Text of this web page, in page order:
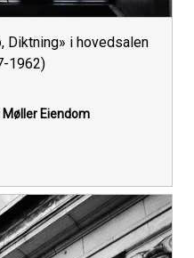
Diktning» i hovedsalen
1962)
Møller Eiendom